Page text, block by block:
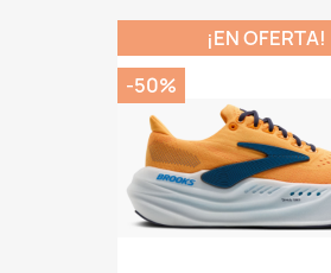
¡EN OFERTA!
-50%